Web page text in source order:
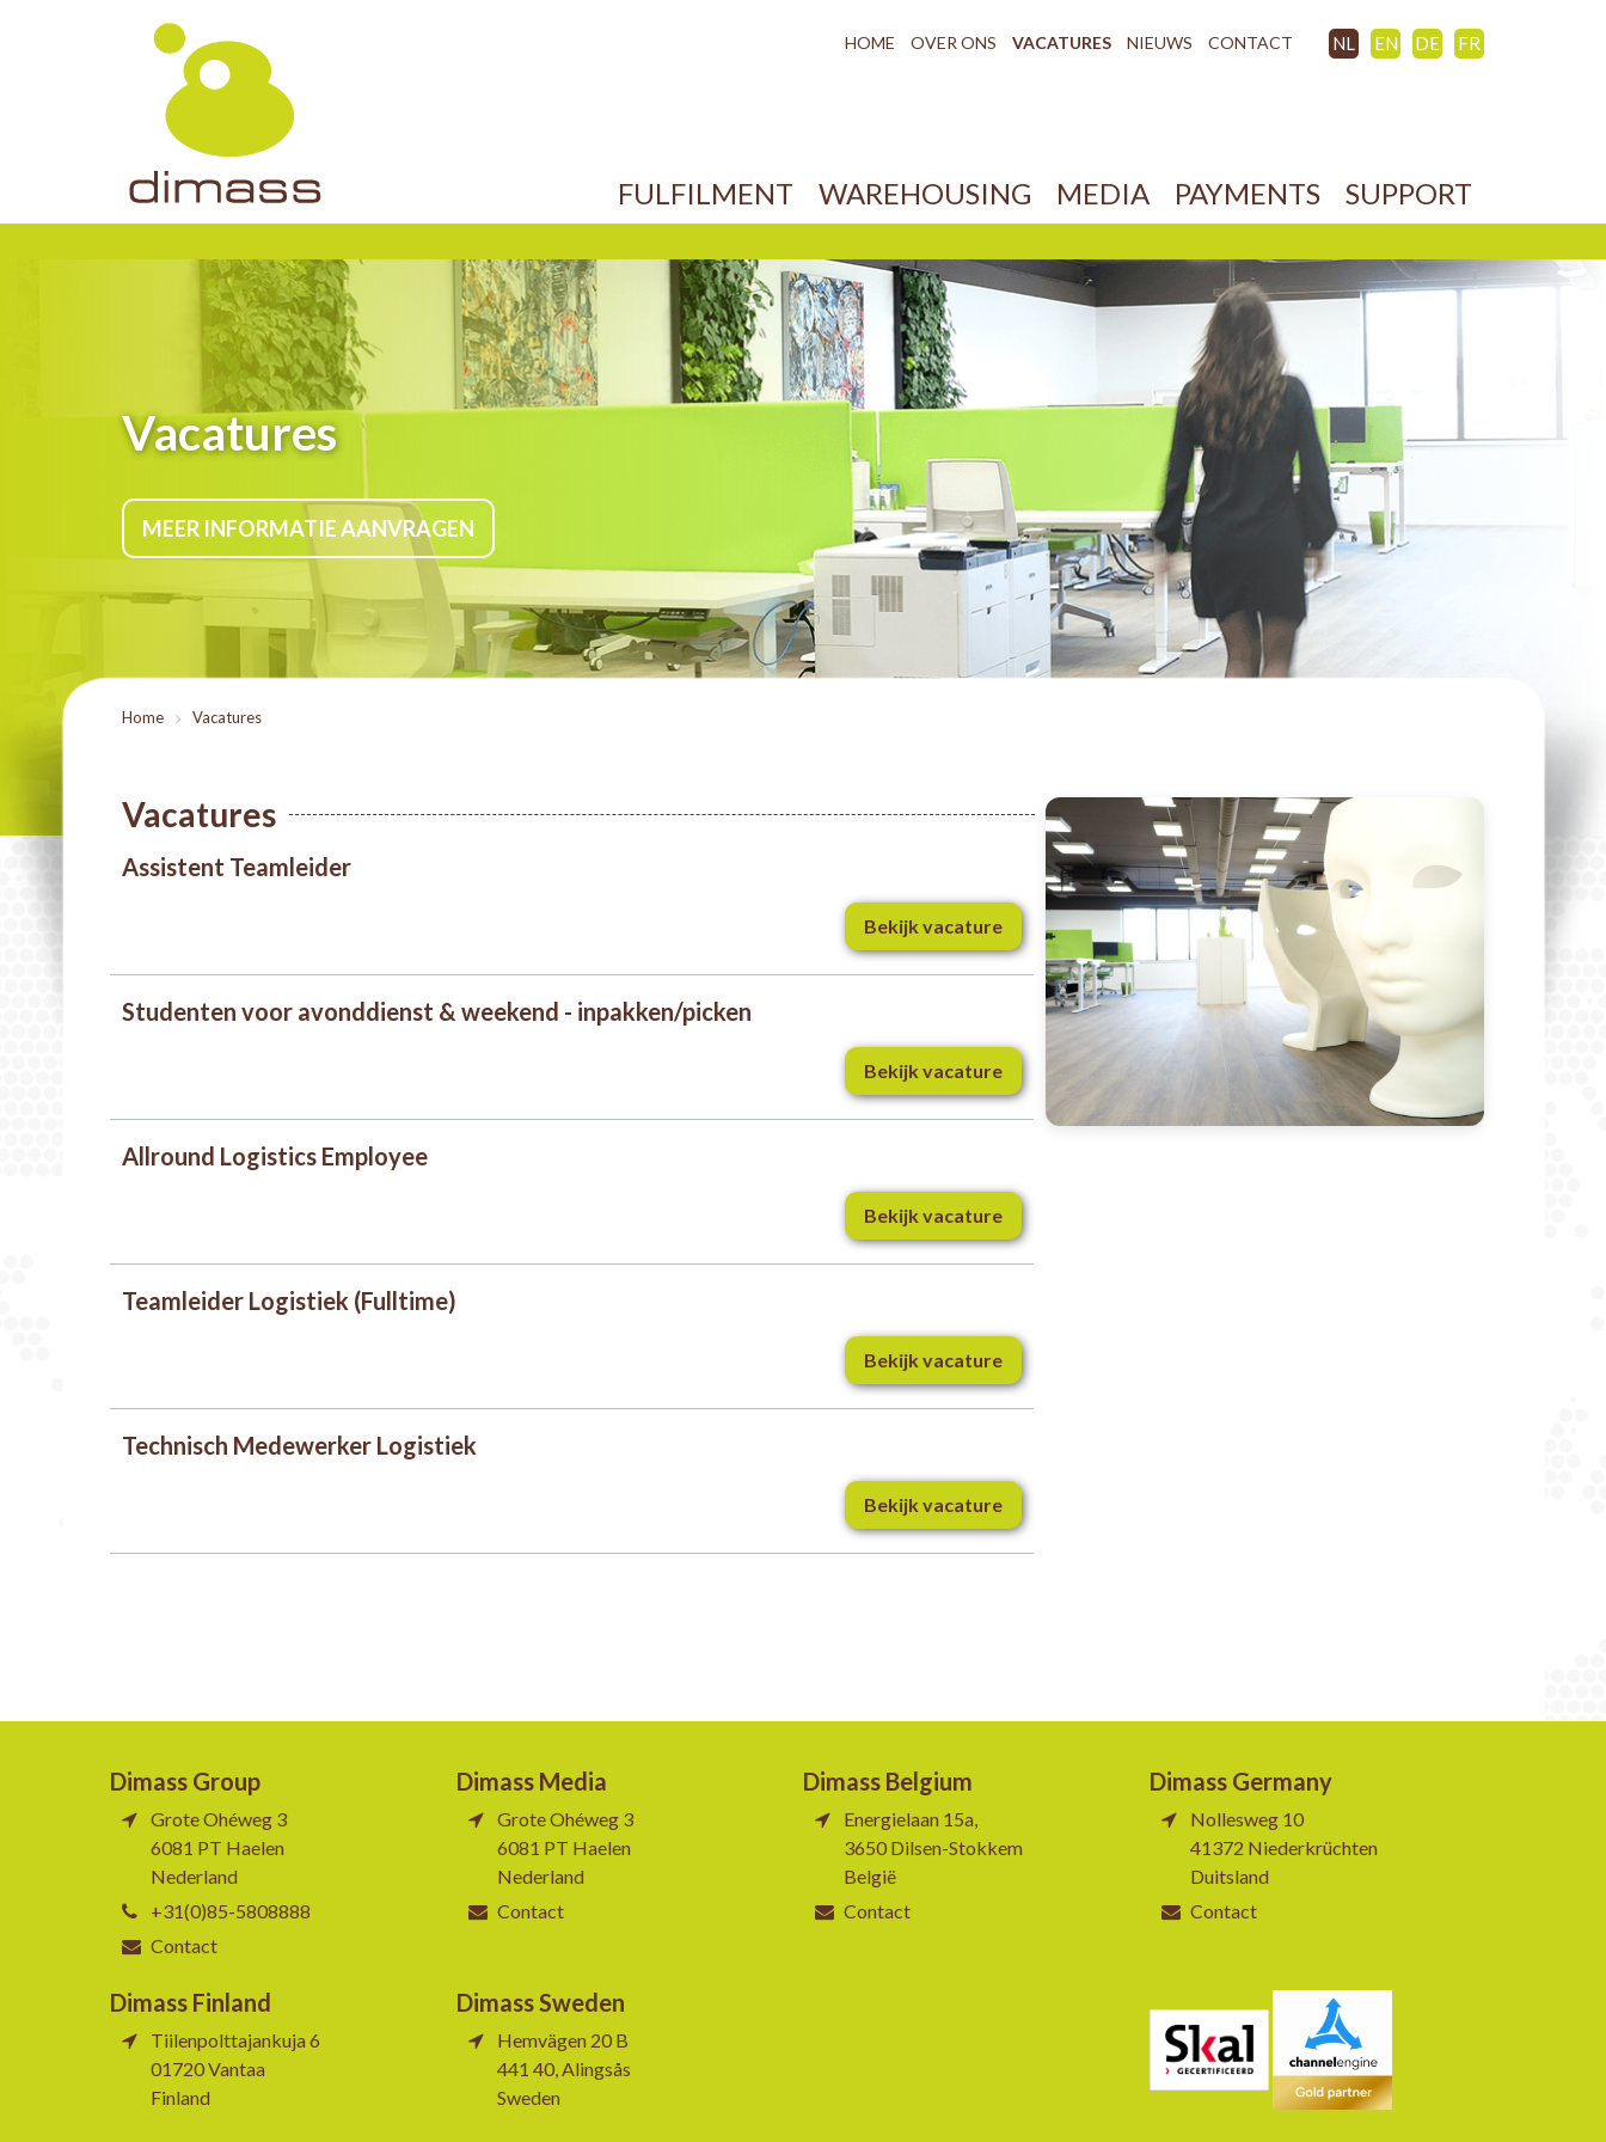
HOME OVER ONS VACATURES NIEUWS CONTACT NL EN DE FR
FULFILMENT WAREHOUSING MEDIA PAYMENTS SUPPORT
Vacatures
MEER INFORMATIE AANVRAGEN
Home > Vacatures
Vacatures
Assistent Teamleider
Bekijk vacature
Studenten voor avonddienst & weekend - inpakken/picken
Bekijk vacature
Allround Logistics Employee
Bekijk vacature
Teamleider Logistiek (Fulltime)
Bekijk vacature
Technisch Medewerker Logistiek
Bekijk vacature
Dimass Group
Grote Ohéweg 3
6081 PT Haelen
Nederland
+31(0)85-5808888
Contact
Dimass Media
Grote Ohéweg 3
6081 PT Haelen
Nederland
Contact
Dimass Belgium
Energielaan 15a,
3650 Dilsen-Stokkem
België
Contact
Dimass Germany
Nollesweg 10
41372 Niederkrüchten
Duitsland
Contact
Dimass Finland
Tiilenpolttajankuja 6
01720 Vantaa
Finland
Dimass Sweden
Hemvägen 20 B
441 40, Alingsås
Sweden